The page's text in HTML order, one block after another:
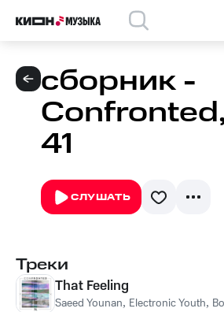
сборник -
41
СЛУШАТЬ
Треки
That Feeling
Saeed Younan, Electronic Youth,